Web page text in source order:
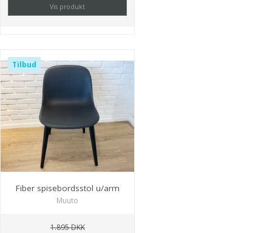
Vis produkt
Tilbud
Fiber spisebordsstol u/arm
Muuto
1.895 DKK